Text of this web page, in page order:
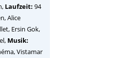
Laufzeit: 94
Alice
Ersin Gok,
Musik:
Vistamar